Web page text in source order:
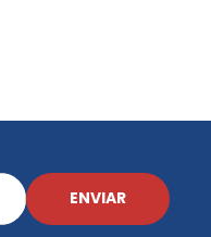
ENVIAR